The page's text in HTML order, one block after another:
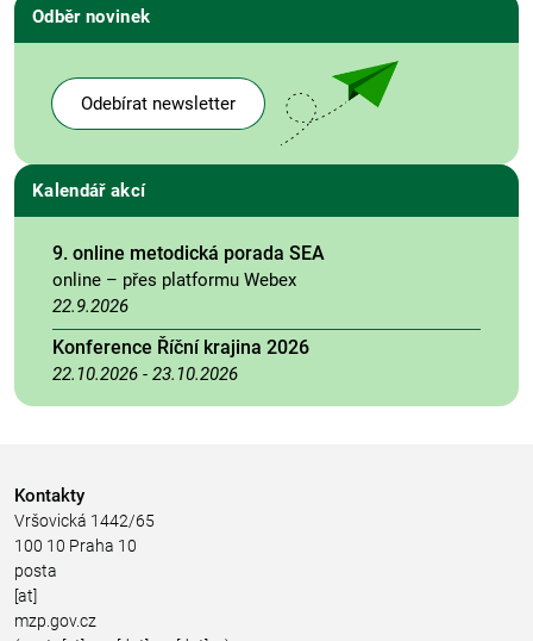
Odběr novinek
Odebírat newsletter
Kalendář akcí
9. online metodická porada SEA
online – přes platformu Webex
22.9.2026
Konference Říční krajina 2026
22.10.2026 - 23.10.2026
Kontakty
Vršovická 1442/65
100 10 Praha 10
posta
[at]
mzp.gov.cz